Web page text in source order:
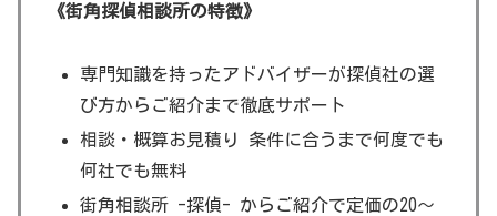
《街角探偵相談所の特徴》
専門知識を持ったアドバイザーが探偵社の選
び方からご紹介まで徹底サポート
相談・概算お見積り 条件に合うまで何度でも
何社でも無料
街角相談所 -探偵- からご紹介で定価の20～